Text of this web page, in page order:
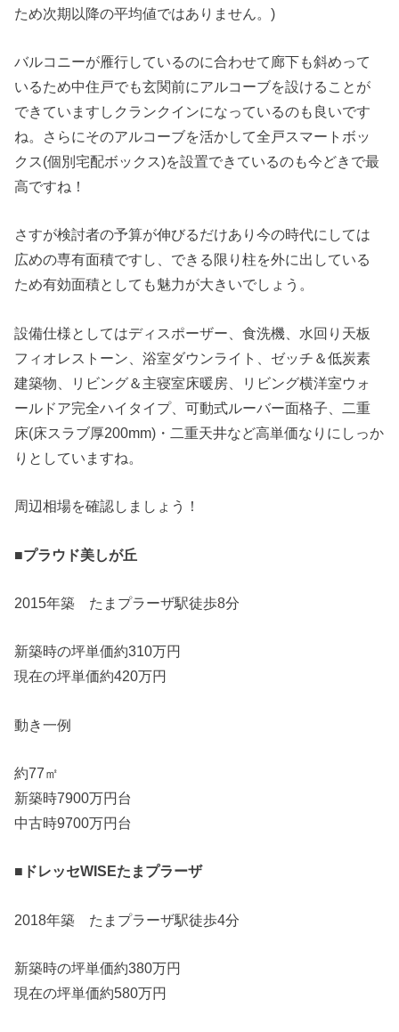
ため次期以降の平均値ではありません。)
バルコニーが雁行しているのに合わせて廊下も斜めって
いるため中住戸でも玄関前にアルコーブを設けることが
できていますしクランクインになっているのも良いです
ね。さらにそのアルコーブを活かして全戸スマートボッ
クス(個別宅配ボックス)を設置できているのも今どきで最
高ですね！
さすが検討者の予算が伸びるだけあり今の時代にしては
広めの専有面積ですし、できる限り柱を外に出している
ため有効面積としても魅力が大きいでしょう。
設備仕様としてはディスポーザー、食洗機、水回り天板
フィオレストーン、浴室ダウンライト、ゼッチ＆低炭素
建築物、リビング＆主寝室床暖房、リビング横洋室ウォ
ールドア完全ハイタイプ、可動式ルーバー面格子、二重
床(床スラブ厚200mm)・二重天井など高単価なりにしっか
りとしていますね。
周辺相場を確認しましょう！
■プラウド美しが丘
2015年築 たまプラーザ駅徒歩8分
新築時の坪単価約310万円
現在の坪単価約420万円
動き一例
約77㎡
新築時7900万円台
中古時9700万円台
■ドレッセWISEたまプラーザ
2018年築 たまプラーザ駅徒歩4分
新築時の坪単価約380万円
現在の坪単価約580万円